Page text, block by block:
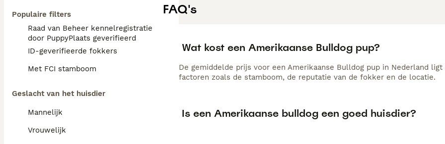
Populaire filters
Raad van Beheer kennelregistratie
door PuppyPlaats geverifieerd
ID-geverifieerde fokkers
Met FCI stamboom
Geslacht van het huisdier
Mannelijk
Vrouwelijk
FAQ's
Wat kost een Amerikaanse Bulldog pup?
De gemiddelde prijs voor een Amerikaanse Bulldog pup in Nederland
factoren zoals de stamboom, de reputatie van de fokker en de locatie.
Is een Amerikaanse bulldog een goed huisdier?